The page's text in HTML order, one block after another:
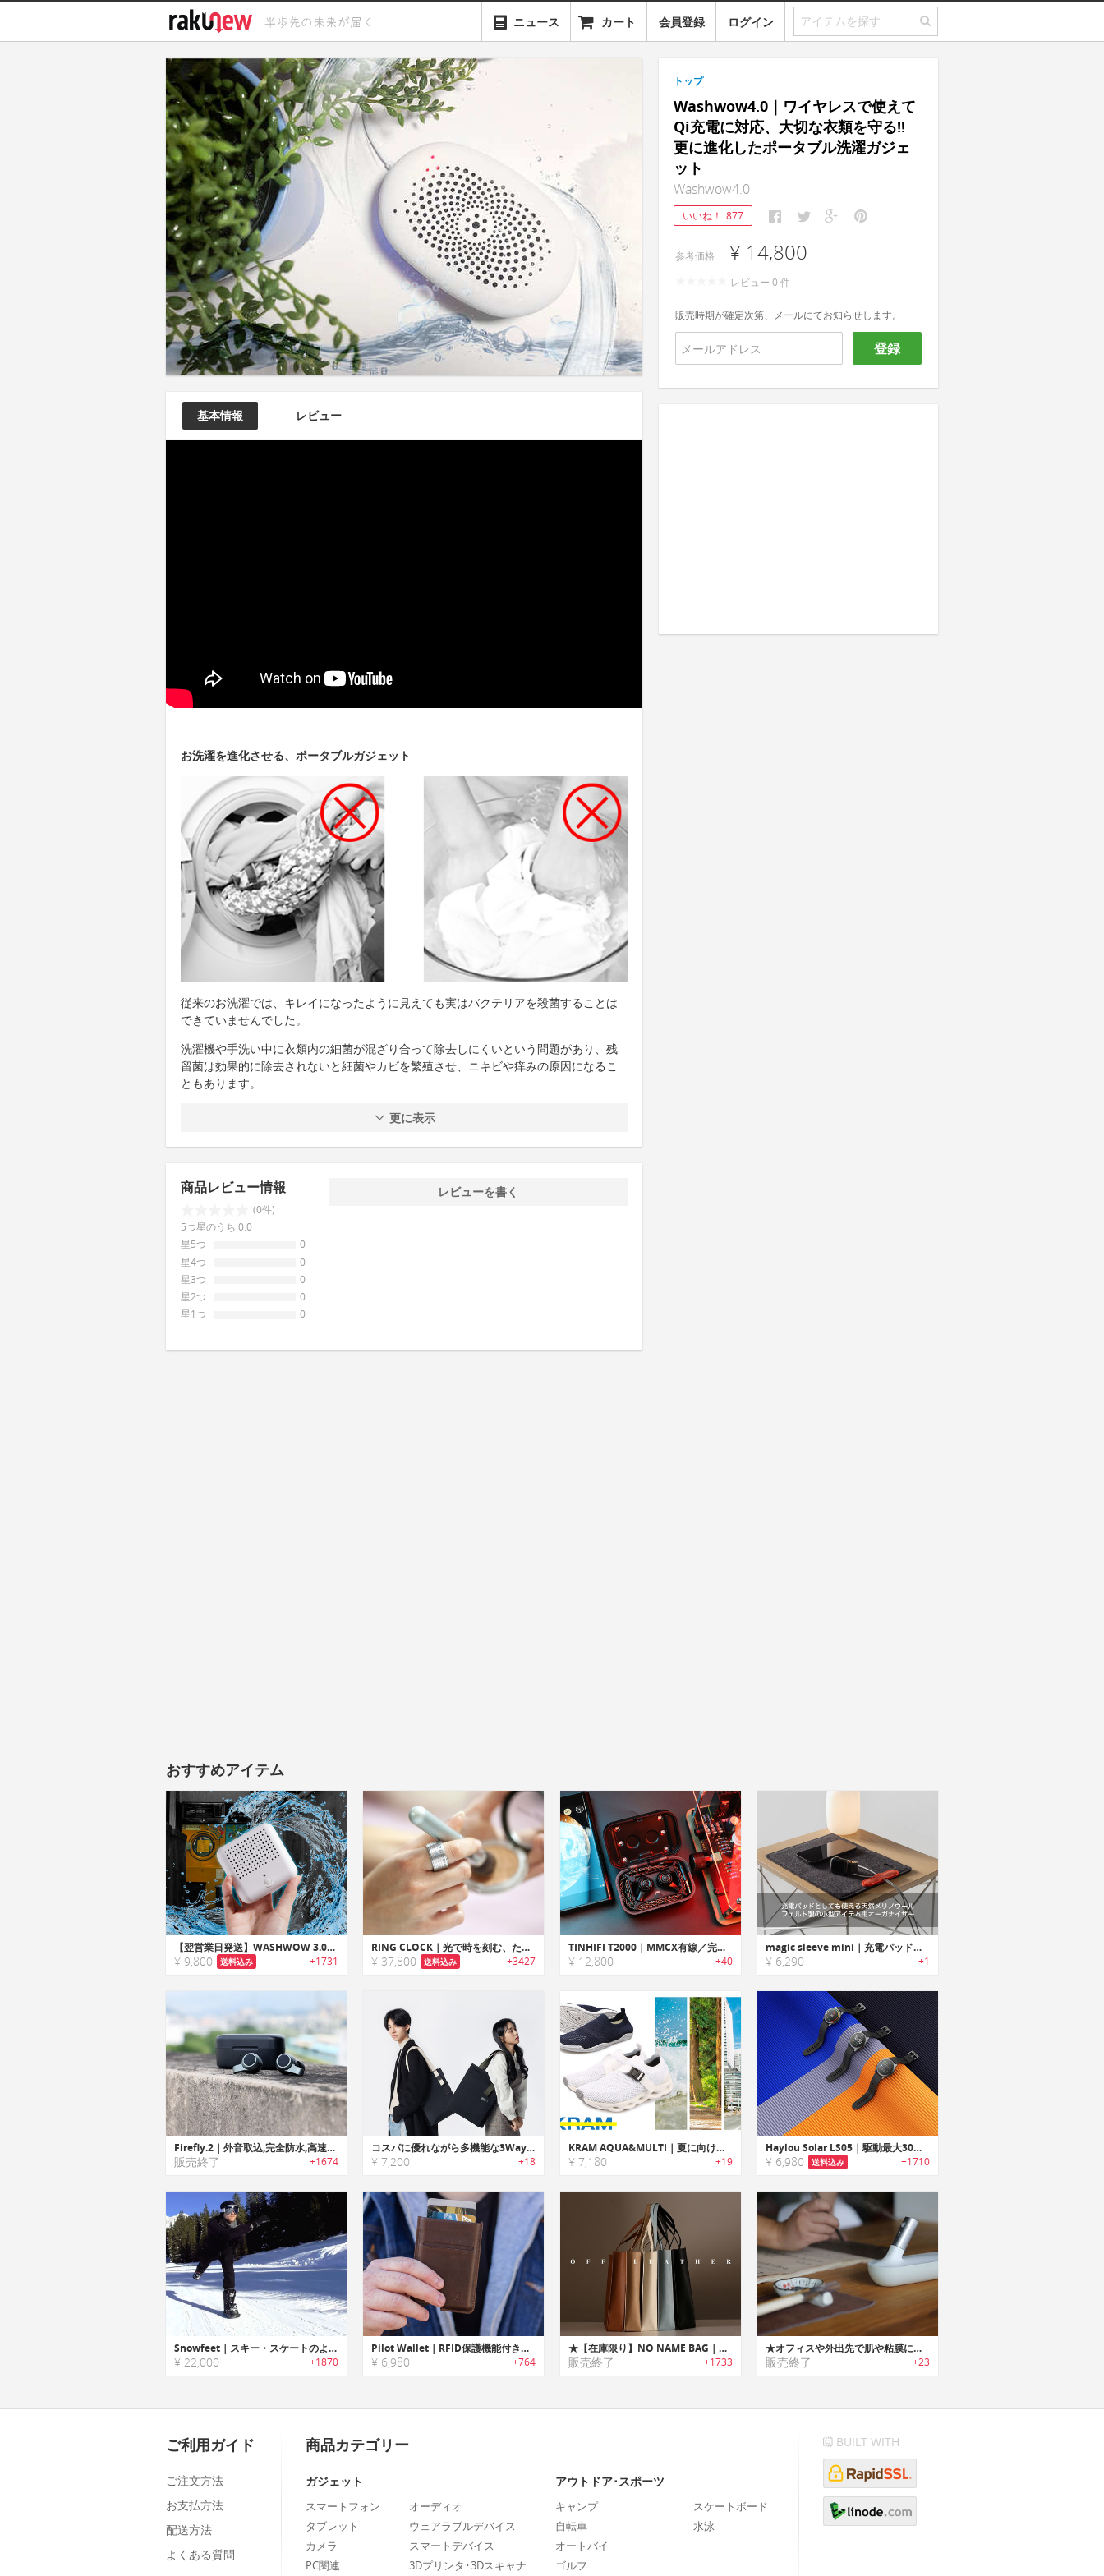
ニュース カート 会員登録 ログイン
基本情報 レビュー
お洗濯を進化させる、ポータブルガジェット
従来のお洗濯では、キレイになったように見えても実はバクテリアを殺菌することは
できていませんでした。
洗濯機や手洗い中に衣類内の細菌が混ざり合って除去しにくいという問題があり、残
留菌は効果的に除去されないと細菌やカビを繁殖させ、ニキビや痒みの原因になるこ
ともあります。
更に表示
商品レビュー情報
(0件)
5つ星のうち 0.0
星5つ
0
星4つ
0
星3つ
0
星2つ
0
星1つ
0
レビューを書く
トップ
Washwow4.0｜ワイヤレスで使えて
Qi充電に対応、大切な衣類を守る!!
更に進化したポータブル洗濯ガジェ
ット
Washwow4.0
いいね！ 877
参考価格 ¥ 14,800
レビュー 0 件
販売時期が確定次第、メールにてお知らせします。
登録
おすすめアイテム
【翌営業日発送】WASHWOW 3.0｜洗剤を使わずに洗濯・消毒できるポータブルクリーナー「ウォッシュワオ3.0」
¥ 9,800 送料込み +1731
RING CLOCK｜光で時を刻む、ただ一つの指輪。究極のスタイリッシュ・ガジェット「リングクロック」
¥ 37,800 送料込み +3427
TINHIFI T2000｜MMCX有線／完全ワイヤレスの2Wayで使える デュアルダイナミックドライバー搭載イヤホン
¥ 12,800 +40
magic sleeve mini｜充電パッドとしても使える天然メリノウールフェルト製の小型アイテム用オーガナイザー「マジックスリーブミニ」
¥ 6,290 +1
Firefly.2｜外音取込,完全防水,高速充電など最新機能が満載！ グラフェン振動板採用で繊細かつ迫力サウンドの完全ワイヤレスイヤホン
販売終了 +1674
コスパに優れながら多機能な3Wayトート！シーンやスタイルを問わず毎日使えるデイリーバッグ『Habit Bag』
¥ 7,200 +18
KRAM AQUA&MULTI｜夏に向けて一足は持っておきたい！ 海や水辺のレジャーに最適、超軽量ニット製サマーシューズ「AQUA」 ＆トレッキングや旅行にも対応する全天候型シューズ「MULTI TRAVEL」
¥ 7,180 +19
Haylou Solar LS05｜駆動最大30日間、日本語対応、水没OKのIP68防水防塵、心拍睡眠センサー付きのスマートウォッチ【国内正規品】
¥ 6,980 送料込み +1710
Snowfeet｜スキー・スケートのような滑走が楽しめる「スノーフィート」
¥ 22,000 +1870
Pilot Wallet｜RFID保護機能付きミニマルデザインフルグレインレザーカードケース「パイロット」
¥ 6,980 +764
★【在庫限り】NO NAME BAG｜シンプル、スタイリッシュ、実用的！ ファッションのメッカが生んだユニセックスなヴィーガン・レザートート『ノーネームバッグ』
販売終了 +1733
★オフィスや外出先で肌や粘膜に潤いを与える!!携帯保湿器、卓上加湿器、香りのディフューザー1台3役!!のパーソナル・ミストディスペンサー『MISTUR』
販売終了 +23
ご利用ガイド
ご注文方法
お支払方法
配送方法
よくある質問
商品カテゴリー
ガジェット
スマートフォン
タブレット
カメラ
PC関連
オーディオ
ウェアラブルデバイス
スマートデバイス
3Dプリンタ･3Dスキャナ
アウトドア･スポーツ
キャンプ
自転車
オートバイ
ゴルフ
スケートボード
水泳
BUILT WITH